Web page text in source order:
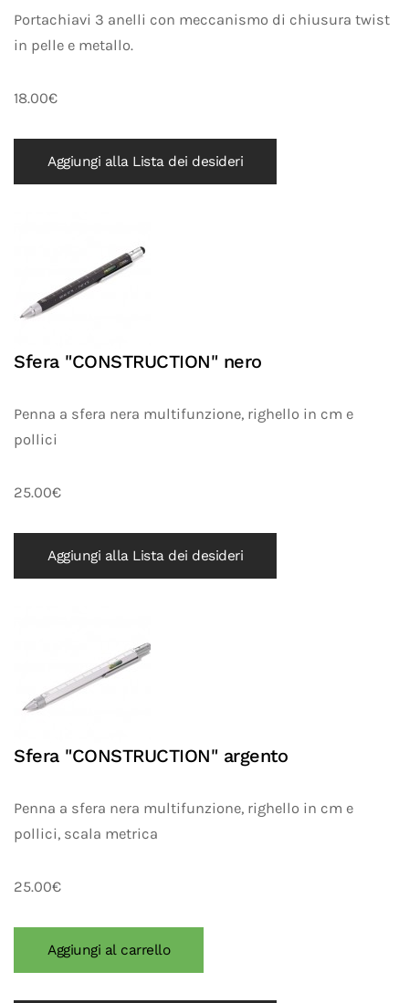
Portachiavi 3 anelli con meccanismo di chiusura twist
in pelle e metallo.
18.00€
Aggiungi alla Lista dei desideri
Sfera "CONSTRUCTION" nero
Penna a sfera nera multifunzione, righello in cm e
pollici
25.00€
Aggiungi alla Lista dei desideri
Sfera "CONSTRUCTION" argento
Penna a sfera nera multifunzione, righello in cm e
pollici, scala metrica
25.00€